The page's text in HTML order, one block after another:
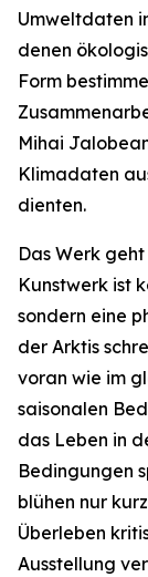
Umweltdaten
denen
Form
Mihai
Klimadaten
dienten.
Das Werk
Kunstwerk ist
sondern eine
der Arktis
voran wie im
saisonalen
das Leben in
Bedingungen
blühen nur
Überleben
Ausstellung